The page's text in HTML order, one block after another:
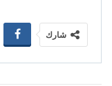
شارك